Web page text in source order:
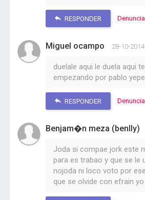
RESPONDER
Miguel ocampo 28-10-
duelale aqui le duela aqui
empezando por pablo
RESPONDER
Benjam�n meza (benlly)
Joda si compae jork este
para es trabao y que se le
nojoda ni loco voto por
que se olvide con efrain